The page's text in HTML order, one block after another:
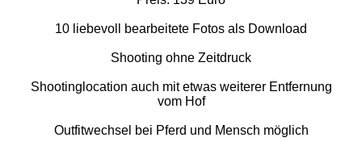
10 liebevoll bearbeitete Fotos als Download
Shooting ohne Zeitdruck
Shootinglocation auch mit etwas weiterer Entfernung
vom Hof
Outfitwechsel bei Pferd und Mensch möglich